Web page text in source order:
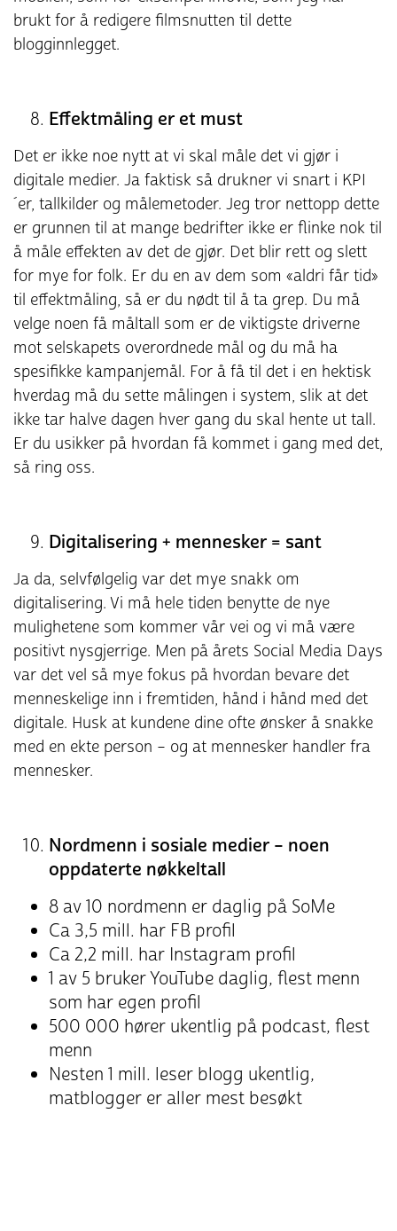
brukt for å redigere filmsnutten til dette
blogginnlegget.
Effektmåling er et must
Det er ikke noe nytt at vi skal måle det vi gjør i
digitale medier. Ja faktisk så drukner vi snart i KPI
´er, tallkilder og målemetoder. Jeg tror nettopp dette
er grunnen til at mange bedrifter ikke er flinke nok til
å måle effekten av det de gjør. Det blir rett og slett
for mye for folk. Er du en av dem som «aldri får tid»
til effektmåling, så er du nødt til å ta grep. Du må
velge noen få måltall som er de viktigste driverne
mot selskapets overordnede mål og du må ha
spesifikke kampanjemål. For å få til det i en hektisk
hverdag må du sette målingen i system, slik at det
ikke tar halve dagen hver gang du skal hente ut tall.
Er du usikker på hvordan få kommet i gang med det,
så ring oss.
Digitalisering + mennesker = sant
Ja da, selvfølgelig var det mye snakk om
digitalisering. Vi må hele tiden benytte de nye
mulighetene som kommer vår vei og vi må være
positivt nysgjerrige. Men på årets Social Media Days
var det vel så mye fokus på hvordan bevare det
menneskelige inn i fremtiden, hånd i hånd med det
digitale. Husk at kundene dine ofte ønsker å snakke
med en ekte person – og at mennesker handler fra
mennesker.
Nordmenn i sosiale medier – noen
oppdaterte nøkkeltall
8 av 10 nordmenn er daglig på SoMe
Ca 3,5 mill. har FB profil
Ca 2,2 mill. har Instagram profil
1 av 5 bruker YouTube daglig, flest menn
som har egen profil
500 000 hører ukentlig på podcast, flest
menn
Nesten 1 mill. leser blogg ukentlig,
matblogger er aller mest besøkt